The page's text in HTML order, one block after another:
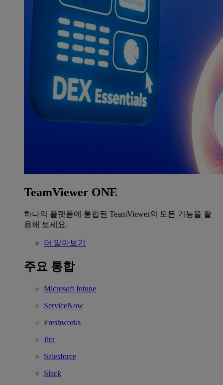
TeamViewer ONE
하나의 플랫폼에 통합된 TeamViewer의 모든 기능을 활
용해 보세요.
더 알아보기
주요 통합
Microsoft Intune
ServiceNow
Freshworks
Jira
Salesforce
Slack